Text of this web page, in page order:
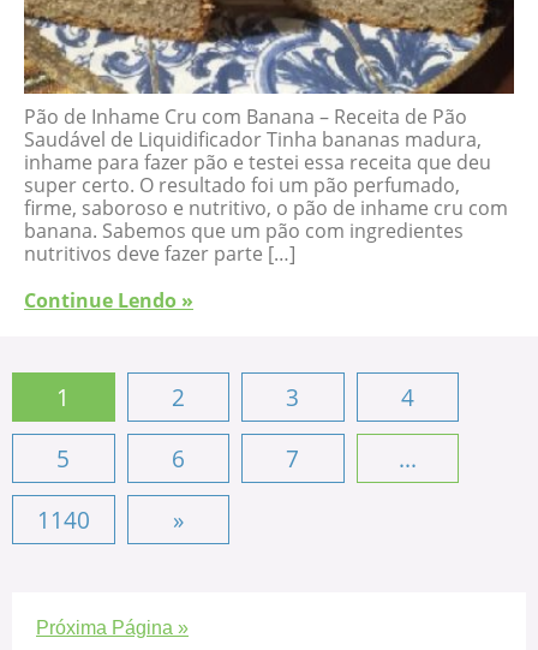
Pão de Inhame Cru com Banana – Receita de Pão
Saudável de Liquidificador Tinha bananas madura,
inhame para fazer pão e testei essa receita que deu
super certo. O resultado foi um pão perfumado,
firme, saboroso e nutritivo, o pão de inhame cru com
banana. Sabemos que um pão com ingredientes
nutritivos deve fazer parte […]
Continue Lendo »
1 2 3
4
5
6 7
...
1140
»
Próxima Página »